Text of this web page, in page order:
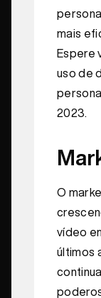
mais
Espere
uso de
2023.
O
vídeo
últimos